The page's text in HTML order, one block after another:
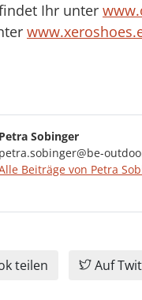
Ihr unter
Petra Sobinger
petra.sobinger@be-
Beiträge von Petra
teilen Auf